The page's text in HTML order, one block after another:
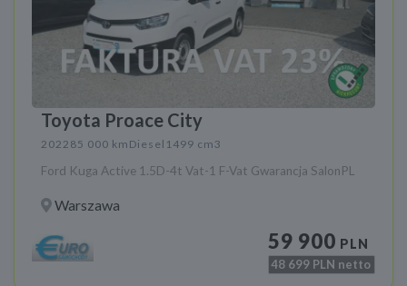
Toyota Proace City
2022 85 000 km Diesel 1499 cm3
Ford Kuga Active 1.5D-4t Vat-1 F-Vat Gwarancja SalonPL
Warszawa
59 900 PLN
48 699 PLN netto